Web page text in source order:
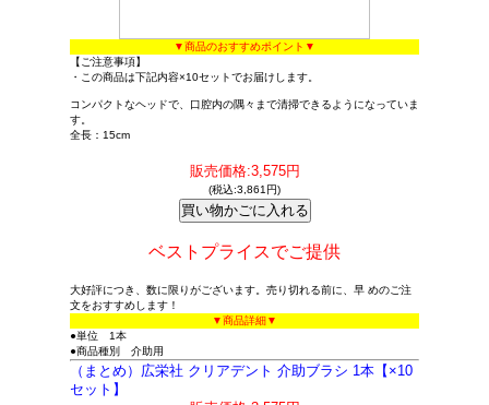
▼商品のおすすめポイント▼
【ご注意事項】
・この商品は下記内容×10セットでお届けします。
コンパクトなヘッドで、口腔内の隅々まで清掃できるようになっていま
す。
全長：15cm
販売価格:3,575円
(税込:3,861円)
ベストプライスでご提供
大好評につき、数に限りがございます。売り切れる前に、早 めのご注
文をおすすめします！
▼商品詳細▼
●単位 1本
●商品種別 介助用
（まとめ）広栄社 クリアデント 介助ブラシ 1本【×10
セット】